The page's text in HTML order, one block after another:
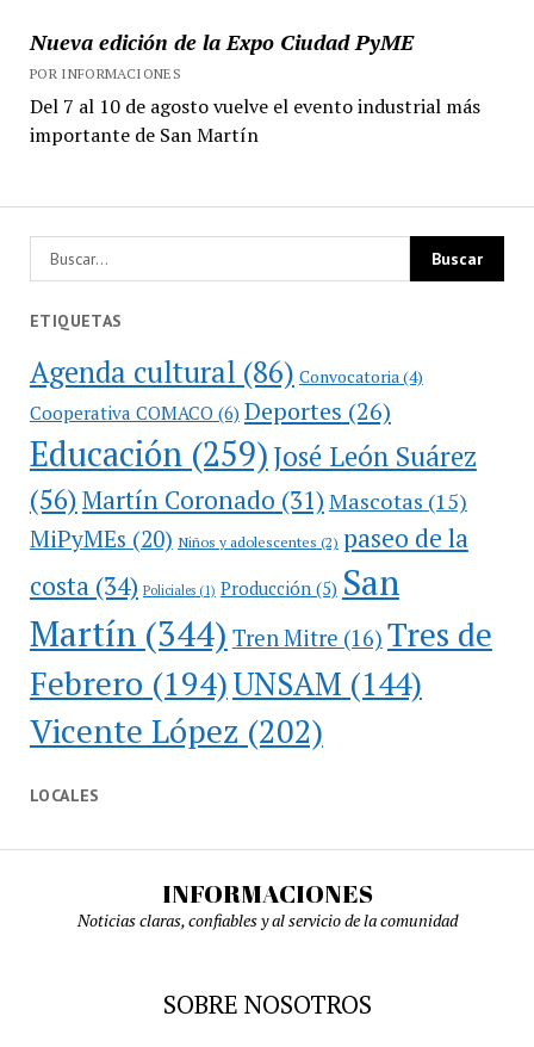
Nueva edición de la Expo Ciudad PyME
POR INFORMACIONES
Del 7 al 10 de agosto vuelve el evento industrial más
importante de San Martín
ETIQUETAS
Agenda cultural (86) Convocatoria (4)
Cooperativa COMACO(6) Deportes (26)
Educación(259)José León Suárez
(56)Martín Coronado (31) Mascotas (15)
MiPyMEs (20) Niños y adolescentes (2) paseo de la
costa(34) Policiales(1) Producción(5) San
Martín(344) Tren Mitre (16) Tres de
Febrero (194)UNSAM (144)
Vicente López (202)
LOCALES
INFORMACIONES
Noticias claras, confiables y al servicio de la comunidad
SOBRE NOSOTROS